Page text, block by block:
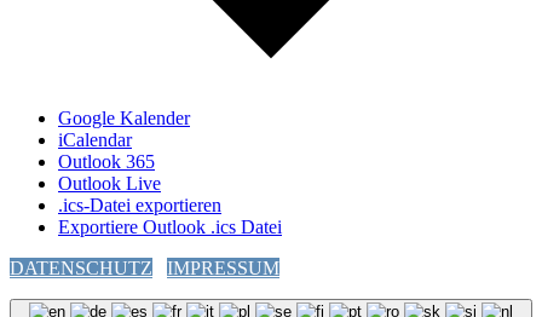
Google Kalender
iCalendar
Outlook 365
Outlook Live
.ics-Datei exportieren
Exportiere Outlook .ics Datei
DATENSCHUTZ
IMPRESSUM